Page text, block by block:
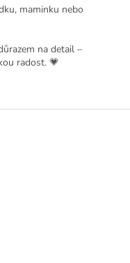
maminku nebo
na detail –
radost. 💗